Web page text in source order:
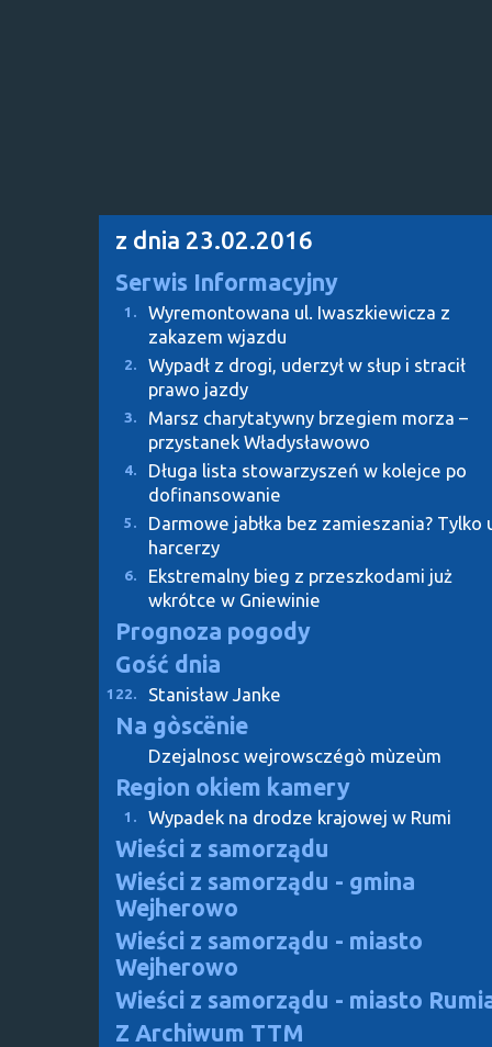
z dnia 23.02.2016
Serwis Informacyjny
1.
Wyremontowana ul. Iwaszkiewicza z
zakazem wjazdu
2.
Wypadł z drogi, uderzył w słup i stracił
prawo jazdy
3.
Marsz charytatywny brzegiem morza –
przystanek Władysławowo
4.
Długa lista stowarzyszeń w kolejce po
dofinansowanie
5.
Darmowe jabłka bez zamieszania? Tylko
harcerzy
6.
Ekstremalny bieg z przeszkodami już
wkrótce w Gniewinie
Prognoza pogody
Gość dnia
122. Stanisław Janke
Na gòscënie
Dzejalnosc wejrowsczégò mùzeùm
Region okiem kamery
1. Wypadek na drodze krajowej w Rumi
Wieści z samorządu
Wieści z samorządu - gmina
Wejherowo
Wieści z samorządu - miasto
Wejherowo
Wieści z samorządu - miasto
Z Archiwum TTM